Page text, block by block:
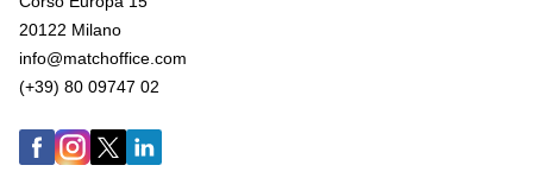
20122 Milano
info@matchoffice.com
(+39) 80 09747 02